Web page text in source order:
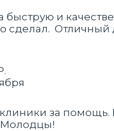
быструю и
сделал. Отличный
за помощь.
Молодцы!